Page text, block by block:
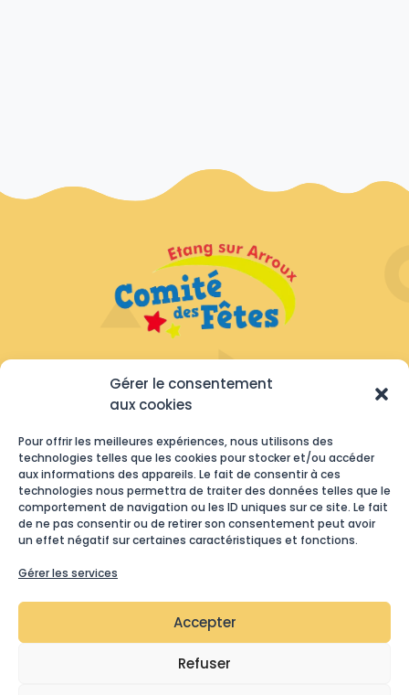
Gérer le consentement
aux cookies
Pour offrir les meilleures expériences, nous utilisons des
technologies telles que les cookies pour stocker et/ou accéder
aux informations des appareils. Le fait de consentir à ces
technologies nous permettra de traiter des données telles que le
comportement de navigation ou les ID uniques sur ce site. Le fait
de ne pas consentir ou de retirer son consentement peut avoir
un effet négatif sur certaines caractéristiques et fonctions.
Gérer les services
Accepter
Refuser
NOUS CONTACTER

2 Rue des Résistants
71190 Etang-sur-Arroux

TÉLÉPHONE
07 85 07 03 02

MENTIONS LÉGALES
POLITIQUE DE COOKIES